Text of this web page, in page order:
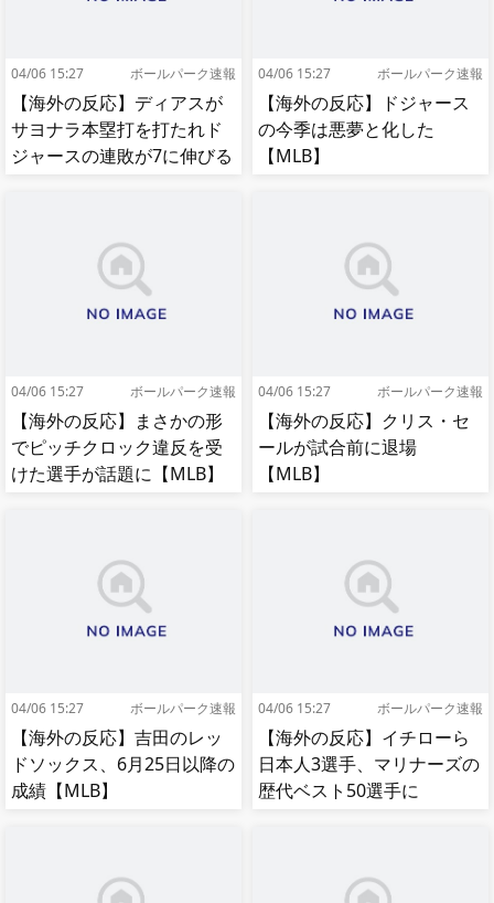
04/06 15:27 ボールパーク速報
【海外の反応】ディアスが
サヨナラ本塁打を打たれド
ジャースの連敗が7に伸びる
04/06 15:27 ボールパーク速報
【海外の反応】ドジャース
の今季は悪夢と化した
【MLB】
04/06 15:27 ボールパーク速報
【海外の反応】まさかの形
でピッチクロック違反を受
けた選手が話題に【MLB】
04/06 15:27 ボールパーク速報
【海外の反応】クリス・セ
ールが試合前に退場
【MLB】
04/06 15:27 ボールパーク速報
【海外の反応】吉田のレッ
ドソックス、6月25日以降の
成績【MLB】
04/06 15:27 ボールパーク速報
【海外の反応】イチローら
日本人3選手、マリナーズの
歴代ベスト50選手に